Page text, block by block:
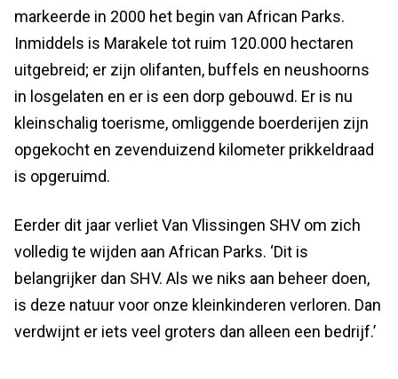
markeerde in 2000 het begin van African Parks.
Inmiddels is Marakele tot ruim 120.000 hectaren
uitgebreid; er zijn olifanten, buffels en neushoorns
in losgelaten en er is een dorp gebouwd. Er is nu
kleinschalig toerisme, omliggende boerderijen zijn
opgekocht en zevenduizend kilometer prikkeldraad
is opgeruimd.
Eerder dit jaar verliet Van Vlissingen SHV om zich
volledig te wijden aan African Parks. ‘Dit is
belangrijker dan SHV. Als we niks aan beheer doen,
is deze natuur voor onze kleinkinderen verloren. Dan
verdwijnt er iets veel groters dan alleen een bedrijf.’